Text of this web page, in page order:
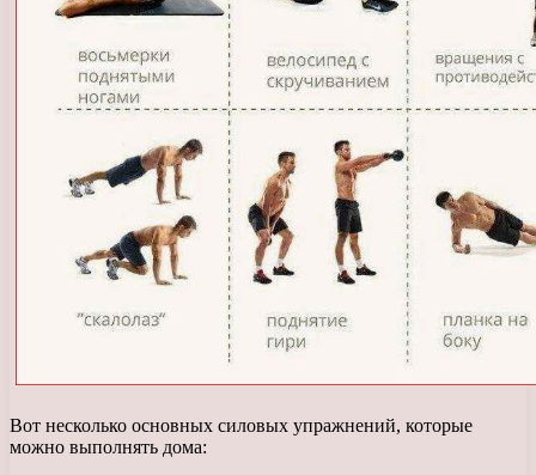
Вот несколько основных силовых упражнений, которые
можно выполнять дома: